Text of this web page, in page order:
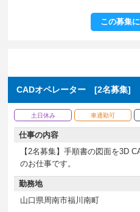
この募集
CADオペレーター [2名募集]
土日休み 車通勤可
仕事の内容
【2名募集】手順書の図面を3D
のお仕事です。
勤務地
山口県周南市福川南町